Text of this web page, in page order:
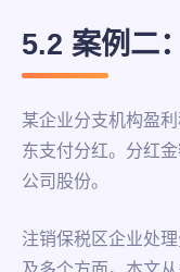
5.2 案例二
某企业分支机构盈
东支付分红。分红
公司股份。
注销保税区企业处